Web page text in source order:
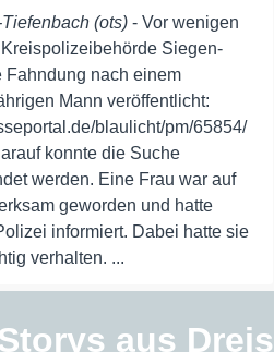
(ots) - Vor wenigen
Siegen-
Fahndung nach einem
Mann veröffentlicht:
blaulicht/pm/65854/
konnte die Suche
werden. Eine Frau war auf
geworden und hatte
informiert. Dabei hatte sie
verhalten. ...
aus Dreis